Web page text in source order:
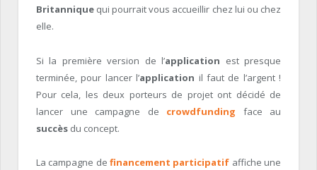
Britannique qui pourrait vous accueillir chez lui ou chez
elle.
Si la première version de l’application est presque
terminée, pour lancer l’application il faut de l’argent !
Pour cela, les deux porteurs de projet ont décidé de
lancer une campagne de crowdfunding face au
succès du concept.
La campagne de financement participatif affiche une